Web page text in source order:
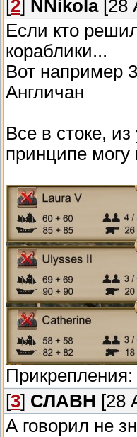
2 NNikola[28
Если кто
кораблики...
Вот например
Англичан
Все в стоке,
принципе могу
Прикрепления:
[3] СЛАВН [28
А говорил не